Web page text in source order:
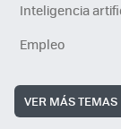
Inteligencia
Empleo
VER MÁS TEMAS